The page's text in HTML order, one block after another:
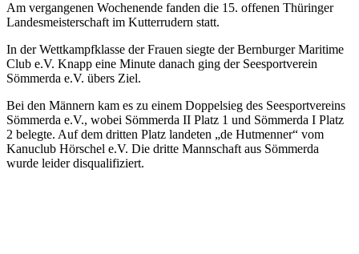
Am vergangenen Wochenende fanden die 15. offenen Thüringer
Landesmeisterschaft im Kutterrudern statt.
In der Wettkampfklasse der Frauen siegte der Bernburger Maritime
Club e.V. Knapp eine Minute danach ging der Seesportverein
Sömmerda e.V. übers Ziel.
Bei den Männern kam es zu einem Doppelsieg des Seesportvereins
Sömmerda e.V., wobei Sömmerda II Platz 1 und Sömmerda I Platz
2 belegte. Auf dem dritten Platz landeten „de Hutmenner“ vom
Kanuclub Hörschel e.V. Die dritte Mannschaft aus Sömmerda
wurde leider disqualifiziert.